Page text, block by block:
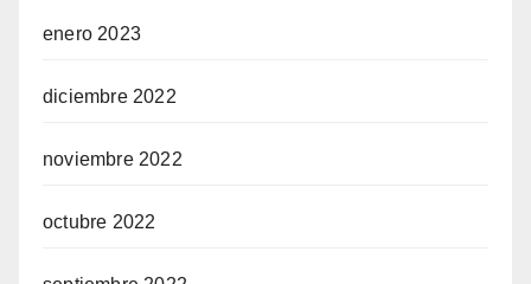
enero 2023
diciembre 2022
noviembre 2022
octubre 2022